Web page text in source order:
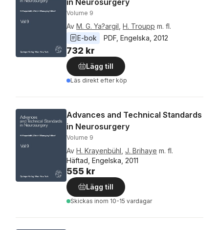
in Neurosurgery
Volume 9
Av M. G. Ya?argil H. Troupp m. fl.
E-bok
PDF Engelska 2012
732 kr
Lägg till
Läs direkt efter köp
Advances and Technical Standards
in Neurosurgery
Volume 9
Av H. Krayenbühl J. Brihaye m. fl.
Häftad, Engelska, 2011
555 kr
Lägg till
Skickas inom 10-15 vardagar